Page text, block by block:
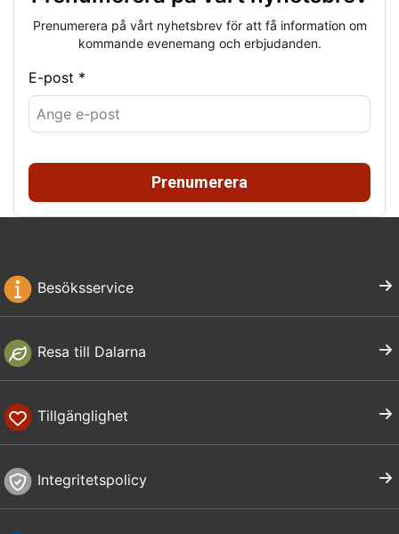
Prenumerera på vårt nyhetsbrev för att få information om
kommande evenemang och erbjudanden.
E-post *
Prenumerera
Besöksservice
Resa till Dalarna
Tillgänglighet
Integritetspolicy